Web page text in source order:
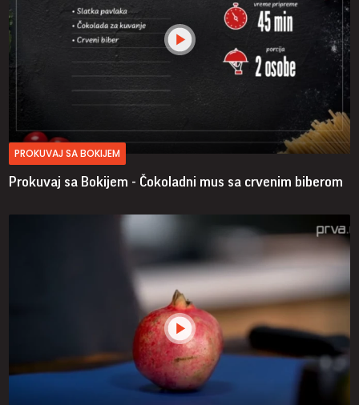
PROKUVAJ SA BOKIJEM
Prokuvaj sa Bokijem - Čokoladni mus sa crvenim biberom